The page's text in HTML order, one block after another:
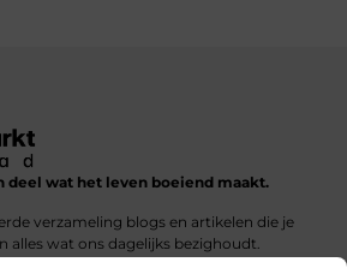
deel wat het leven boeiend maakt.
verzameling blogs en artikelen die je
alles wat ons dagelijks bezighoudt.